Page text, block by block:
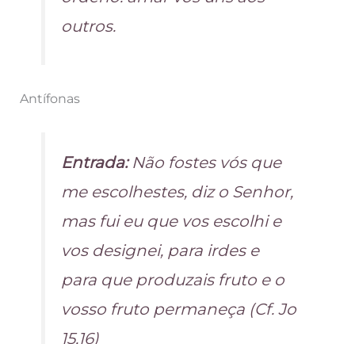
outros.
Antífonas
Entrada:Não fostes vós que
me escolhestes, diz o Senhor,
mas fui eu que vos escolhi e
vos designei, para irdes e
para que produzais fruto e o
vosso fruto permaneça (Cf. Jo
15,16)